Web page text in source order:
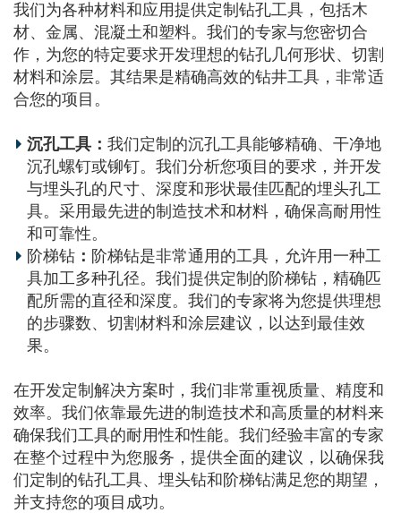
我们为各种材料和应用提供定制钻孔工具，包括木
材、金属、混凝土和塑料。我们的专家与您密切合
作，为您的特定要求开发理想的钻孔几何形状、切割
材料和涂层。其结果是精确高效的钻井工具，非常适
合您的项目。
沉孔工具： 我们定制的沉孔工具能够精确、干净地
沉孔螺钉或铆钉。我们分析您项目的要求，并开发
与埋头孔的尺寸、深度和形状最佳匹配的埋头孔工
具。采用最先进的制造技术和材料，确保高耐用性
和可靠性。
阶梯钻 ： 阶梯钻是非常通用的工具，允许用一种工
具加工多种孔径。我们提供定制的阶梯钻，精确匹
配所需的直径和深度。我们的专家将为您提供理想
的步骤数、切割材料和涂层建议，以达到最佳效
果。
在开发定制解决方案时，我们非常重视质量、精度和
效率。我们依靠最先进的制造技术和高质量的材料来
确保我们工具的耐用性和性能。我们经验丰富的专家
在整个过程中为您服务，提供全面的建议，以确保我
们定制的钻孔工具、埋头钻和阶梯钻满足您的期望，
并支持您的项目成功。